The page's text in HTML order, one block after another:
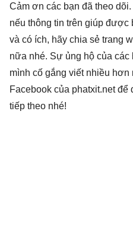
Cảm ơn các bạn đã theo
nếu thông tin trên giúp được
và có ích, hãy chia sẻ trang
nữa nhé. Sự ủng hộ của
mình cố gắng viết nhiều
Facebook của phatxit.net
tiếp theo nhé!